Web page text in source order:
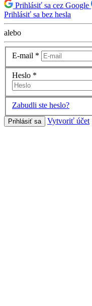
Prihlásiť sa cez Google
Prihlásiť sa bez hesla
alebo
E-mail *
Heslo *
Zabudli ste heslo?
Prihlásiť sa Vytvoriť účet